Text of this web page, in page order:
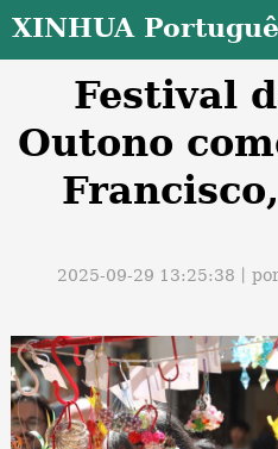
XINHUA
Festival
Outono
2025-09-29 13:25:38丨